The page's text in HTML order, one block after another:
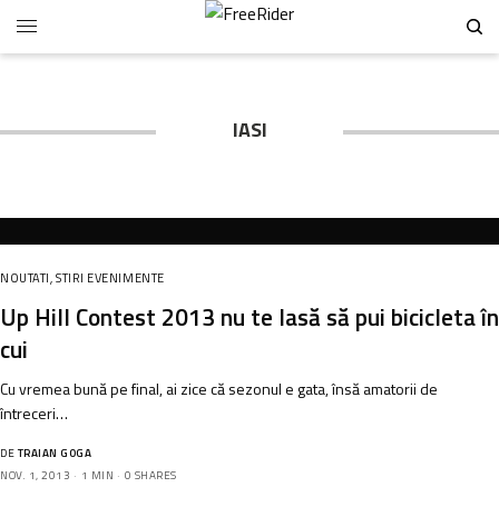
IASI
NOUTATI,STIRI EVENIMENTE
Up Hill Contest 2013 nu te lasă să pui bicicleta în
cui
Cu vremea bună pe final, ai zice că sezonul e gata, însă amatorii de
întreceri…
DE TRAIAN GOGA
NOV. 1, 2013
1 MIN 0 SHARES